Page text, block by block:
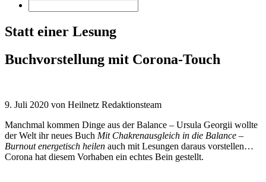
Statt einer Lesung
Buchvorstellung mit Corona-Touch
9. Juli 2020 von Heilnetz Redaktionsteam
Manchmal kommen Dinge aus der Balance – Ursula Georgii wollte
der Welt ihr neues Buch Mit Chakrenausgleich in die Balance –
Burnout energetisch heilen auch mit Lesungen daraus vorstellen…
Corona hat diesem Vorhaben ein echtes Bein gestellt.